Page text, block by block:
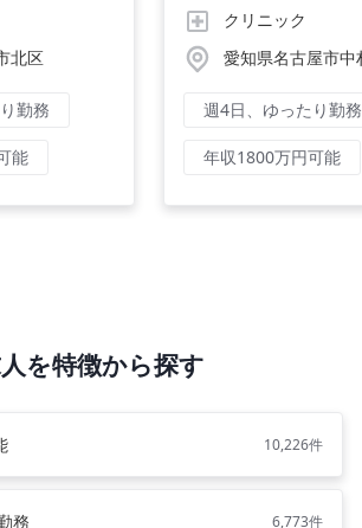
北区
勤務
能
クリニック
愛知県名古屋市中
週4日、ゆったり勤務
年収1800万円可能
を特徴から探す
10,226件
務 6,773件